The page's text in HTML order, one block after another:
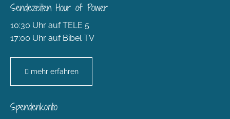
Sendezeiten Hour of Power
10:30 Uhr auf TELE 5
17:00 Uhr auf Bibel TV
mehr erfahren
Spendenkonto